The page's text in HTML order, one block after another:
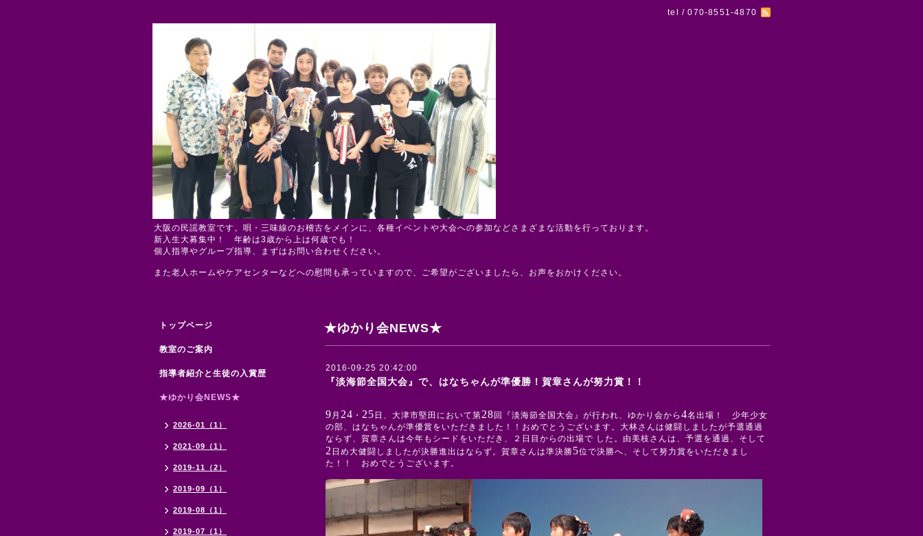
tel / 070-8551-4870
大阪の民謡教室です。唄・三味線のお稽古をメインに、各種イベントや大会への参加などさまざまな活動を行っております。
新入生大募集中！ 年齢は3歳から上は何歳でも！
個人指導やグループ指導、まずはお問い合わせください。
また老人ホームやケアセンターなどへの慰問も承っていますので、ご希望がございましたら、お声をおかけください。
★ゆかり会NEWS★
2016-09-25 20:42:00
『淡海節全国大会』で、はなちゃんが準優勝！賀章さんが努力賞！！
9 月 24 ・ 25 日、大津市堅田において第28 回『淡海節全国大会』が行われ、ゆかり会から 4名出場！ 少年少女
の部、はなちゃんが準優賞をいただきました！！おめでとうございます。大林さんは健闘しましたが予選通過
ならず、賀章さんは今年もシードをいただき、２日目からの出場で した。由美枝さんは、予選を通過、そして
2 日め大健闘しましたが決勝進出はならず。賀章さんは準決勝5位で決勝へ、そして努力賞をいただきまし
た！！ おめでとうございます。
トップページ
教室のご案内
指導者紹介と生徒の入賞歴
★ゆかり会NEWS★
2026-01（1）
2021-09（1）
2019-11（2）
2019-09（1）
2019-08（1）
2019-07（1）